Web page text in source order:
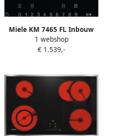
Miele KM 7465 FL Inbouw
inductiekookplaat Zwart
1 webshop
€ 1.539,-